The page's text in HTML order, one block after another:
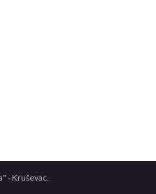
- Kruševac.